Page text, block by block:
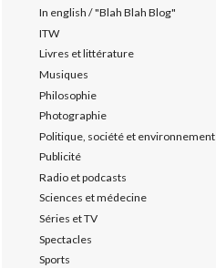
In english / "Blah Blah Blog"
ITW
Livres et littérature
Musiques
Philosophie
Photographie
Politique, société et environnement
Publicité
Radio et podcasts
Sciences et médecine
Séries et TV
Spectacles
Sports